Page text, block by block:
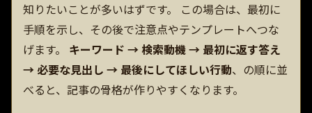
知りたいことが多いはずです。 この場合は、最初に
手順を示し、その後で注意点やテンプレートへつな
げます。 キーワード → 検索動機 → 最初に返す答え
→ 必要な見出し → 最後にしてほしい行動、の順に並
べると、記事の骨格が作りやすくなります。